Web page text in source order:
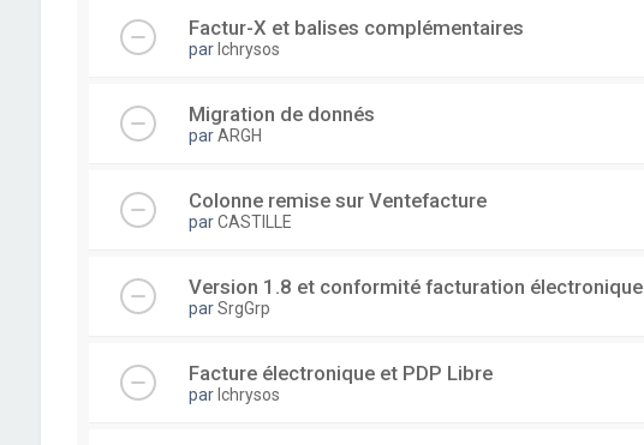
Factur-X et balises complémentaires
par lchrysos
Migration de donnés
parARGH
Colonne remise sur Ventefacture
parCASTILLE
Version 1.8 et conformité facturation électronique
parSrgGrp
Facture électronique et PDP Libre
par lchrysos